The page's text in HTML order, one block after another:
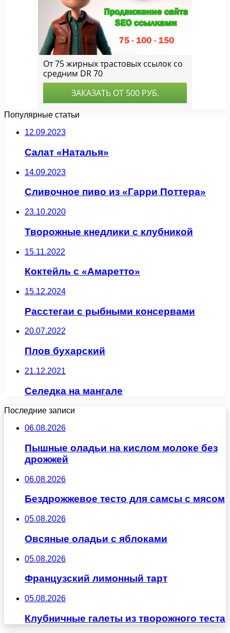
Популярные статьи
12.09.2023
Салат «Наталья»
14.09.2023
Сливочное пиво из «Гарри Поттера»
23.10.2020
Творожные кнедлики с клубникой
15.11.2022
Коктейль с «Амаретто»
15.12.2024
Расстегаи с рыбными консервами
20.07.2022
Плов бухарский
21.12.2021
Селедка на мангале
Последние записи
06.08.2026
Пышные оладьи на кислом молоке без
дрожжей
06.08.2026
Бездрожжевое тесто для самсы с мясом
05.08.2026
Овсяные оладьи с яблоками
05.08.2026
Французский лимонный тарт
05.08.2026
Клубничные галеты из творожного теста